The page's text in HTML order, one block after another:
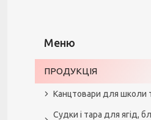
ПРОДУКЦІЯ
Канцтовари для школи
Судки і тара для ягід,